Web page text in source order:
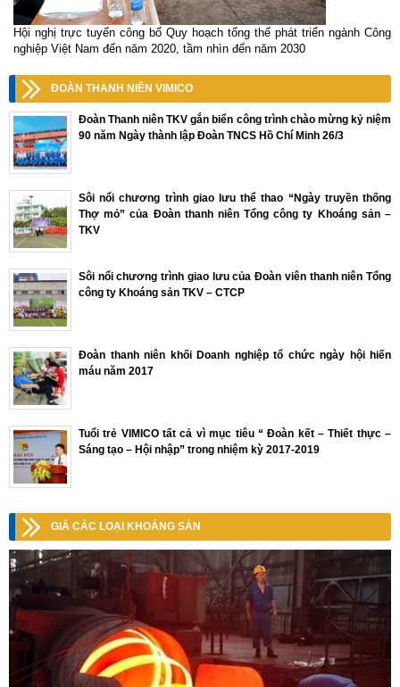
Hội nghị trực tuyến công bố Quy hoạch tổng thế phát triển ngành Công
nghiệp Việt Nam đến năm 2020, tầm nhìn đến năm 2030
ĐOÀN THANH NIÊN VIMICO
Đoàn Thanh niên TKV gắn biển công trình chào mừng kỷ niệm
90 năm Ngày thành lập Đoàn TNCS Hồ Chí Minh 26/3
Sôi nổi chương trình giao lưu thể thao “Ngày truyền thống
Thợ mỏ” của Đoàn thanh niên Tổng công ty Khoáng sản –
TKV
Sôi nổi chương trình giao lưu của Đoàn viên thanh niên Tổng
công ty Khoáng sản TKV – CTCP
Đoàn thanh niên khối Doanh nghiệp tổ chức ngày hội hiến
máu năm 2017
Tuổi trẻ VIMICO tất cả vì mục tiêu “ Đoàn kết – Thiết thực –
Sáng tạo – Hội nhập” trong nhiệm kỳ 2017-2019
GIÁ CÁC LOẠI KHOÁNG SẢN